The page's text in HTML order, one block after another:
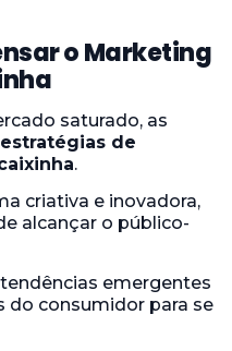
o Marketing
saturado, as
estratégias de
.
criativa e inovadora,
alcançar o público-
emergentes
do consumidor para se